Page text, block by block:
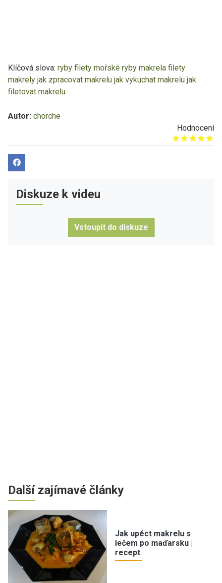
Klíčová slova: ryby filety mořské ryby makrela filety
makrely jak zpracovat makrelu jak vykuchat makrelu jak
filetovat makrelu
Autor: chorche
Hodnocení
Give it 1/5
Give it 2/5
Give it 3/5
Give it 4/5
Give it 5/5
Diskuze k videu
Vstoupit do diskuze
Další zajímavé články
Jak upéct makrelu s
lečem po maďarsku |
recept